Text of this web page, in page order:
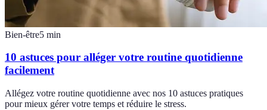
Bien-être5 min
10 astuces pour alléger votre routine quotidienne
facilement
Allégez votre routine quotidienne avec nos 10 astuces pratiques
pour mieux gérer votre temps et réduire le stress.